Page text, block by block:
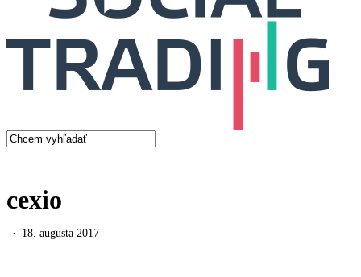
search
Menu
cexio
18. augusta 2017